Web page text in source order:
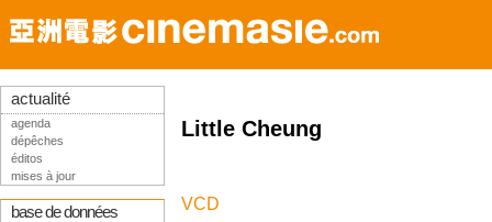
Little Cheung
VCD
actualité
agenda
dépêches
éditos
mises à jour
base de données